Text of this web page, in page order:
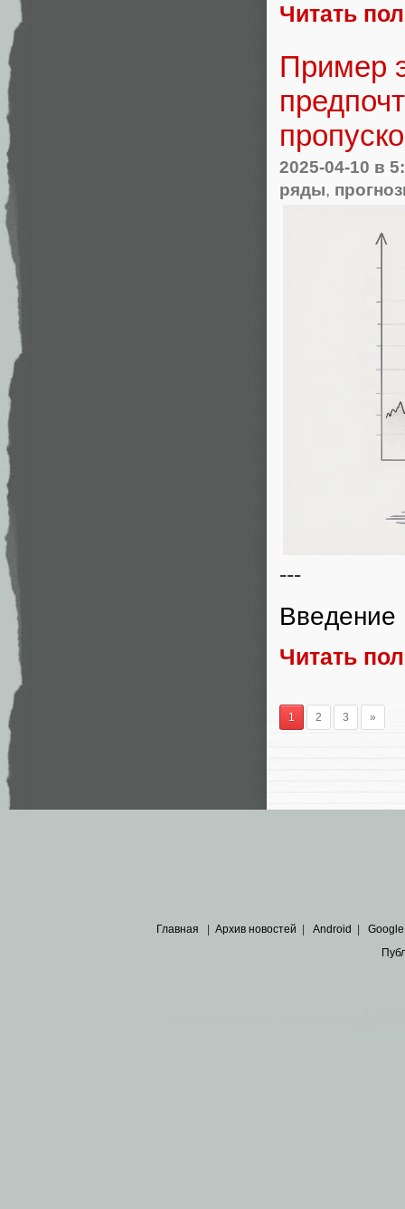
Читать
Пример
2025-04-10 в
ряды,
---
Введение
Читать
1 2 3 »
Главная | Архив новостей | Android | Google